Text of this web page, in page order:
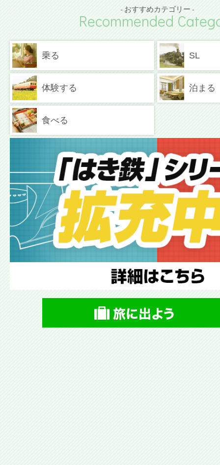
- おすすめカテゴリー -
Recommended
乗る SL
体験する 泊まる
食べる